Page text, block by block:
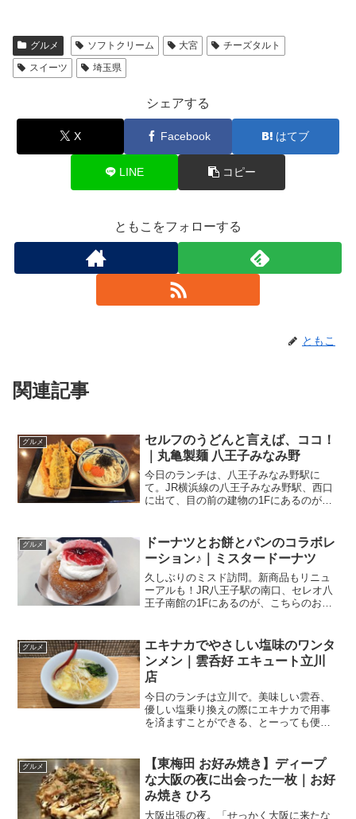
グルメ ソフトクリーム 大宮
チーズタルト
スイーツ
埼玉県
シェアする
X Facebook はてブ
LINE コピー
ともこをフォローする
ともこ
関連記事
グルメ
セルフのうどんと言えば、ココ！
｜丸亀製麺 八王子みなみ野
今日のランチは、八王子みなみ野駅に
て。JR横浜線の八王子みなみ野駅、西口
に出て、目の前の建物の1Fにあるのが、
八王子みなみ野駅セルフのうどんと言え
ば丸亀！ってく...
グルメ
ドーナツとお餅とパンのコラボレ
ーション♪｜ミスタードーナツ
久しぶりのミスド訪問。新商品もリニュ
ーアルも！JR八王子駅の南口、セレオ八
王子南館の1Fにあるのが、こちらのお
八王子駅、京王八王子駅JRの改札口のあ
る階と南口...
グルメ
エキナカでやさしい塩味のワンタ
ンメン｜雲呑好 エキュート立川
店
今日のランチは立川で。美味しい雲吞、
優しい塩乗り換えの際にエキナカで用事
を済ますことができる、とーっても便利
入していくんだけど、今日はイートイン
利用。エキナカ、改...
グルメ
【東梅田 お好み焼き】ディープ
な大阪の夜に出会った一枚｜お好
み焼き ひろ
大阪出張の夜。「せっかく大阪に来たな